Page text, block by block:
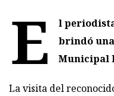
E
l
brindó
Municipal
La visita del